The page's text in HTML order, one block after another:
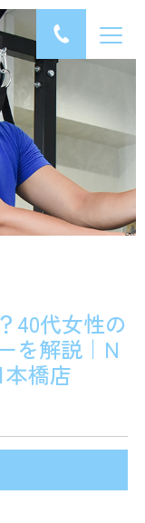
40代女性の
を解説｜N
橋店